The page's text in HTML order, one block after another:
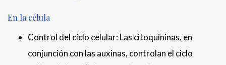
En la célula
Control del ciclo celular: Las citoquininas, en
conjunción con las auxinas, controlan el ciclo